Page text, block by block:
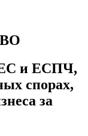
ЕС и ЕСПЧ,
спорах,
за